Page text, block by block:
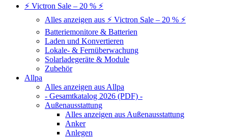
⚡ Victron Sale – 20 % ⚡
Alles anzeigen aus ⚡ Victron Sale – 20 % ⚡
Batteriemonitore & Batterien
Laden und Konvertieren
Lokale- & Fernüberwachung
Solarladegeräte & Module
Zubehör
Allpa
Alles anzeigen aus Allpa
- Gesamtkatalog 2026 (PDF) -
Außenausstattung
Alles anzeigen aus Außenausstattung
Anker
Anlegen